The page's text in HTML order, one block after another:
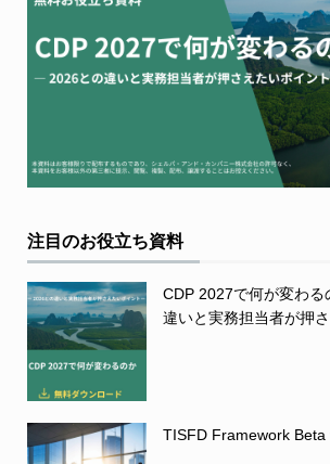
注目のお役立ち資料
CDP 2027で何が変わ
違いと実務担当者が押
TISFD Framework Beta